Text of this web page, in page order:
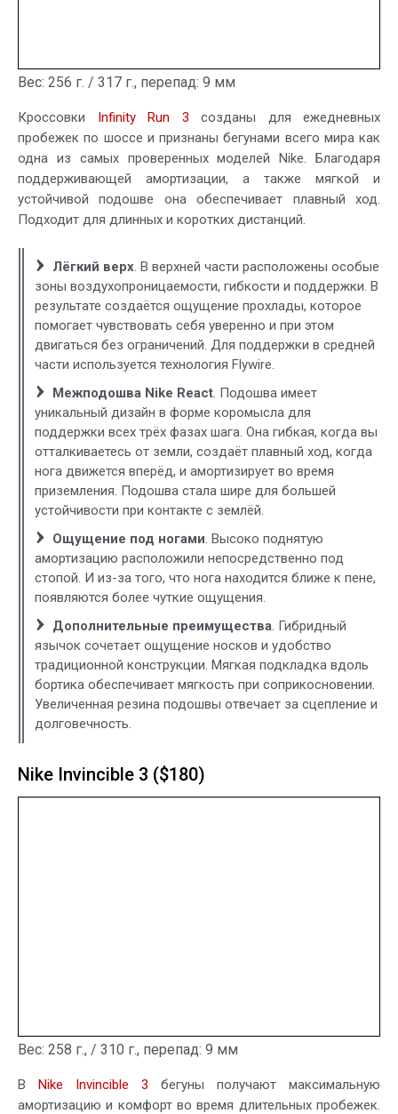
Вес: 256 г. / 317 г., перепад: 9 мм
Кроссовки Infinity Run 3 созданы для ежедневных
пробежек по шоссе и признаны бегунами всего мира как
одна из самых проверенных моделей Nike. Благодаря
поддерживающей амортизации, а также мягкой и
устойчивой подошве она обеспечивает плавный ход.
Подходит для длинных и коротких дистанций.
Лёгкий верх. В верхней части расположены особые
зоны воздухопроницаемости, гибкости и поддержки. В
результате создаётся ощущение прохлады, которое
помогает чувствовать себя уверенно и при этом
двигаться без ограничений. Для поддержки в средней
части используется технология Flywire.
Межподошва Nike React. Подошва имеет
уникальный дизайн в форме коромысла для
поддержки всех трёх фазах шага. Она гибкая, когда вы
отталкиваетесь от земли, создаёт плавный ход, когда
нога движется вперёд, и амортизирует во время
приземления. Подошва стала шире для большей
устойчивости при контакте с землёй.
Ощущение под ногами. Высоко поднятую
амортизацию расположили непосредственно под
стопой. И из-за того, что нога находится ближе к пене,
появляются более чуткие ощущения.
Дополнительные преимущества. Гибридный
язычок сочетает ощущение носков и удобство
традиционной конструкции. Мягкая подкладка вдоль
бортика обеспечивает мягкость при соприкосновении.
Увеличенная резина подошвы отвечает за сцепление и
долговечность.
Nike Invincible 3 ($180)
Вес: 258 г., / 310 г., перепад: 9 мм
В Nike Invincible 3 бегуны получают максимальную
амортизацию и комфорт во время длительных пробежек.